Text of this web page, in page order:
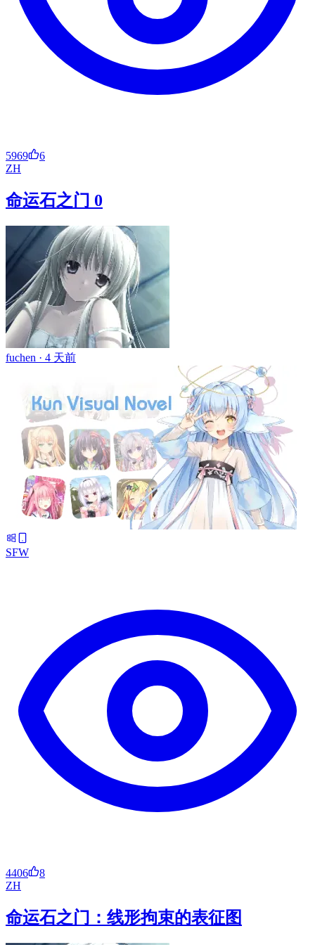
5969
6
ZH
命运石之门 0
fuchen · 4 天前
SFW
4406
8
ZH
命运石之门：线形拘束的表征图